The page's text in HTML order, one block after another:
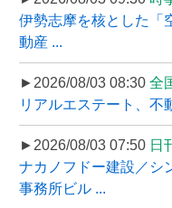
伊勢志摩を核とした「
動産 ...
►2026/08/03 08:30 全
リアルエステート、不
►2026/08/03 07:50 日
ナカノフドー建設／シ
事務所ビル ...